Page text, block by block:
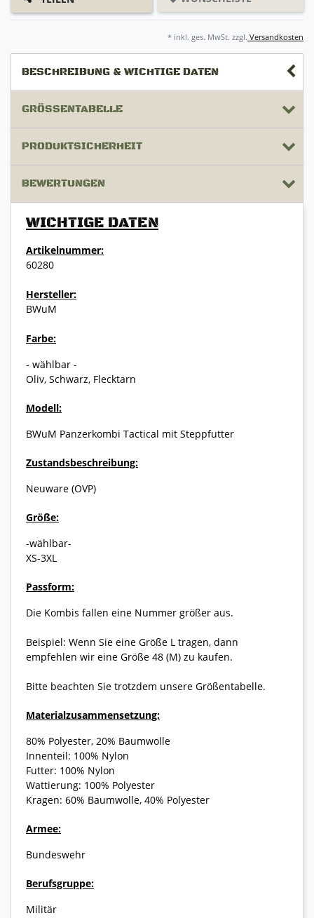
* inkl. ges. MwSt. zzgl. Versandkosten
BESCHREIBUNG & WICHTIGE DATEN
GRÖSSENTABELLE
PRODUKTSICHERHEIT
BEWERTUNGEN
WICHTIGE DATEN
Artikelnummer:
60280
Hersteller:
BWuM
Farbe:
- wählbar -
Oliv, Schwarz, Flecktarn
Modell:
BWuM Panzerkombi Tactical mit Steppfutter
Zustandsbeschreibung:
Neuware (OVP)
Größe:
-wählbar-
XS-3XL
Passform:
Die Kombis fallen eine Nummer größer aus.
Beispiel: Wenn Sie eine Größe L tragen, dann
empfehlen wir eine Größe 48 (M) zu kaufen.
Bitte beachten Sie trotzdem unsere Größentabelle.
Materialzusammensetzung:
80% Polyester, 20% Baumwolle
Innenteil: 100% Nylon
Futter: 100% Nylon
Wattierung: 100% Polyester
Kragen: 60% Baumwolle, 40% Polyester
Armee:
Bundeswehr
Berufsgruppe:
Militär